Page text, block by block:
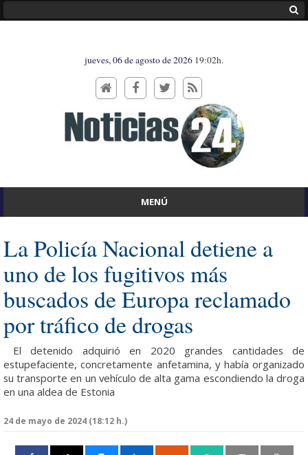
jueves, 06 de agosto de 2026 19:02h.
MENÚ
La Policía Nacional detiene a
uno de los fugitivos más
buscados de Europa reclamado
por tráfico de drogas
El detenido adquirió en 2020 grandes cantidades de
estupefaciente, concretamente anfetamina, y había organizado
su transporte en un vehículo de alta gama escondiendo la droga
en una aldea de Estonia
24 de mayo de 2024 (18:12 h.)